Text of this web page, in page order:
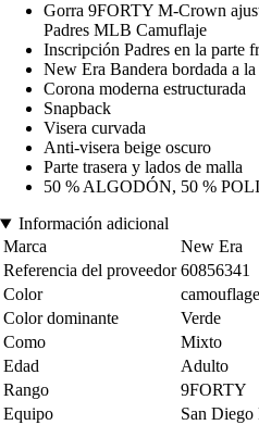
Gorra 9FORTY M-Crown
Padres MLB Camuflaje
Inscripción Padres en la parte
New Era Bandera bordada a
Corona moderna estructurada
Snapback
Visera curvada
Anti-visera beige oscuro
Parte trasera y lados de malla
50 % ALGODÓN, 50 %
Información adicional
Marca
New Era
Referencia del proveedor 60856341
Color
Color dominante
Verde
Como
Mixto
Edad
Adulto
Rango
9FORTY
Equipo
San Diego